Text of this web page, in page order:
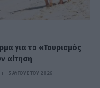
για το «Τουρισμός
αίτηση
5 ΑΥΓΟΎΣΤΟΥ 2026